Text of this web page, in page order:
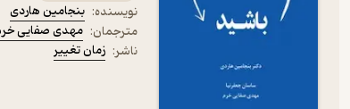
نویسنده: بنجامین هاردی
مترجمان: مهدی صفایی
ناشر: زمان تغییر